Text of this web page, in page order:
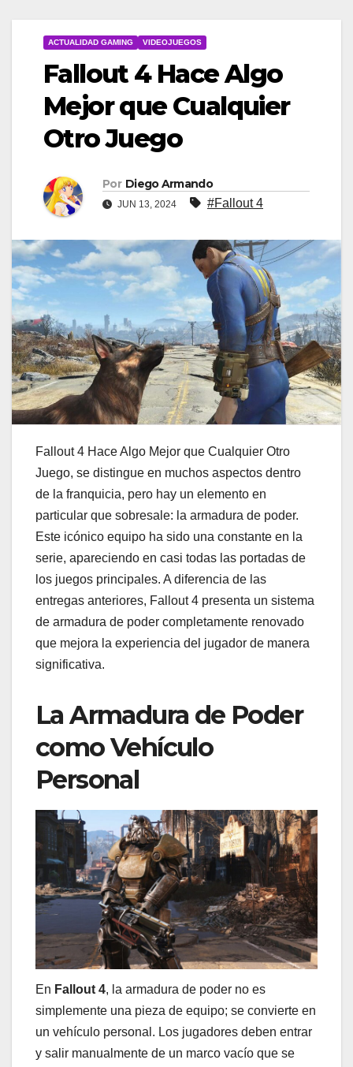
ACTUALIDAD GAMING VIDEOJUEGOS
Fallout 4 Hace Algo
Mejor que Cualquier
Otro Juego
Por Diego Armando
JUN 13, 2024 #Fallout 4
Fallout 4 Hace Algo Mejor que Cualquier Otro
Juego, se distingue en muchos aspectos dentro
de la franquicia, pero hay un elemento en
particular que sobresale: la armadura de poder.
Este icónico equipo ha sido una constante en la
serie, apareciendo en casi todas las portadas de
los juegos principales. A diferencia de las
entregas anteriores, Fallout 4 presenta un sistema
de armadura de poder completamente renovado
que mejora la experiencia del jugador de manera
significativa.
La Armadura de Poder
como Vehículo
Personal
En Fallout 4, la armadura de poder no es
simplemente una pieza de equipo; se convierte en
un vehículo personal. Los jugadores deben entrar
y salir manualmente de un marco vacío que se